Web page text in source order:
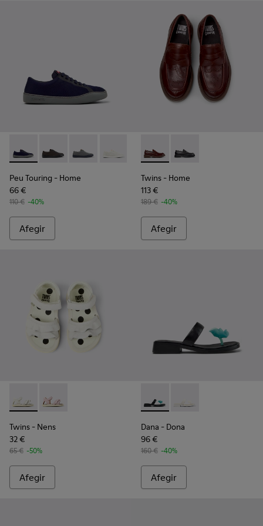
Peu Touring - K101082-001 - Sabatilles de pell blava i de
Peu Touring - K101082-004
Peu Touring - K101082-003
Peu Touring - K101082-002
Peu Touring - Home
66 €
110 € -40%
Afegir
Twins - K101088-002 -
Twins - K101088-001
Twins - Home
113 €
189 € -40%
Afegir
Twins - K800678-001 - Sandàlies blanques de pell per a
Twins - K800678-002
Twins - Nens
32 €
65 € -50%
Afegir
Dana - K201892-001 -
Dana - K201892-
Dana - Dona
96 €
160 € -40%
Afegir